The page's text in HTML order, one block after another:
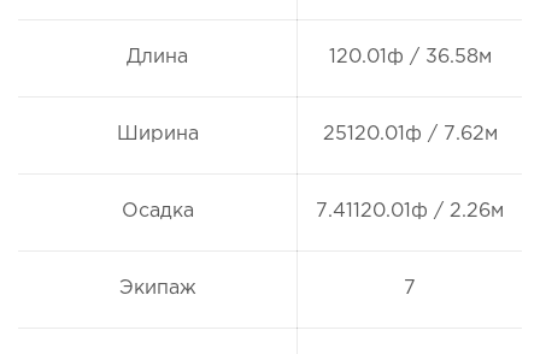
Длина 120.01ф / 36.58м
Ширина 25120.01ф / 7.62м
Осадка 7.41120.01ф / 2.26м
Экипаж 7